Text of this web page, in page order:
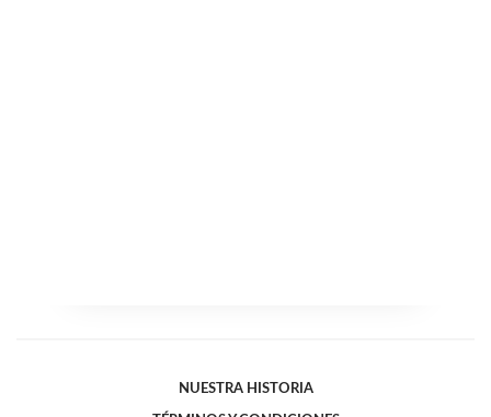
NUESTRA HISTORIA